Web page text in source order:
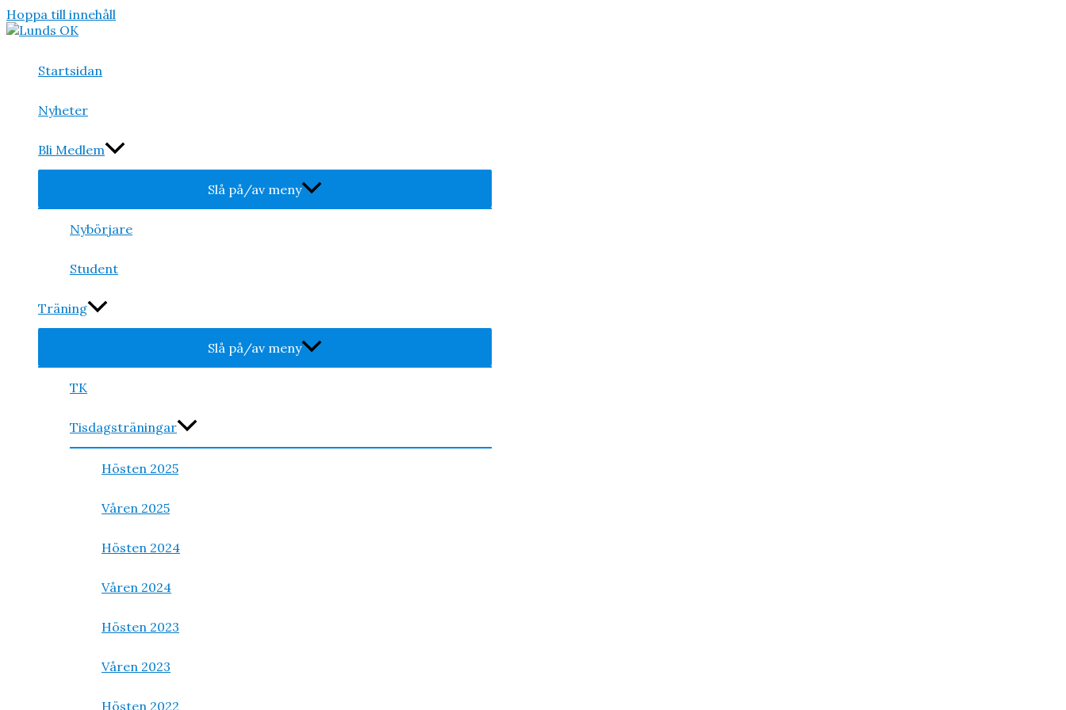
Hoppa till innehåll
Startsidan
Nyheter
Bli Medlem
Slå på/av meny
Nybörjare
Student
Träning
Slå på/av meny
TK
Tisdagsträningar
Hösten 2025
Våren 2025
Hösten 2024
Våren 2024
Hösten 2023
Våren 2023
Hösten 2022